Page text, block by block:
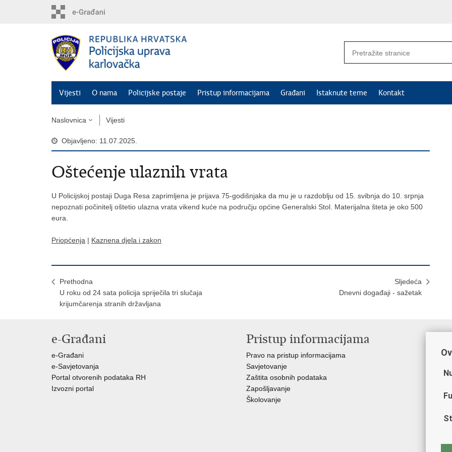
Vijesti O nama Policijske postaje Pristup informacijama Građani Istaknute teme Kontakt
Naslovnica Vijesti
Objavljeno: 11.07.2025.
Oštećenje ulaznih vrata
U Policijskoj postaji Duga Resa zaprimljena je prijava 75-godišnjaka da mu je u razdoblju od 15. svibnja do 10. srpnja
nepoznati počinitelj oštetio ulazna vrata vikend kuće na području općine Generalski Stol. Materijalna šteta je oko 500
eura.
Priopćenja | Kaznena djela i zakon
Prethodna
U roku od 24 sata policija spriječila tri slučaja
krijumčarenja stranih državljana
Sljedeća
Dnevni događaji - sažetak
e-Građani
e-Građani
e-Savjetovanja
Portal otvorenih podataka RH
Izvozni portal
Pristup informacijama
Pravo na pristup informacijama
Savjetovanje
Zaštita osobnih podataka
Zapošljavanje
Školovanje